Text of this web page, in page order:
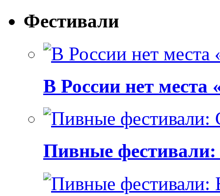
Фестивали
В России нет места
Пивные фестивали: